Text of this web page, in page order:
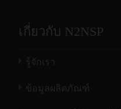
เกี่ยวกับ N2NSP
รู้จักเรา
ข้อมูลผลิตภัณฑ์